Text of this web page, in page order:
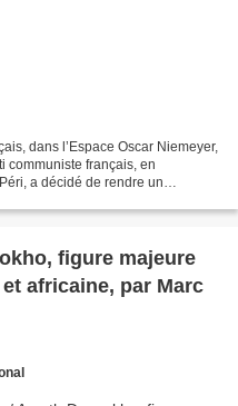
dans l’Espace Oscar Niemeyer,
communiste français, en
a décidé de rendre un
figure majeure
africaine, par Marc